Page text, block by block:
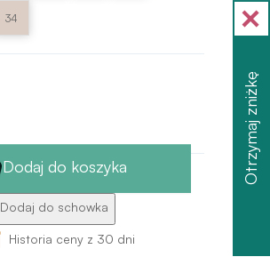
34
Dodaj do koszyka
Dodaj do schowka
Historia ceny z 30 dni
Otrzymaj zniżkę